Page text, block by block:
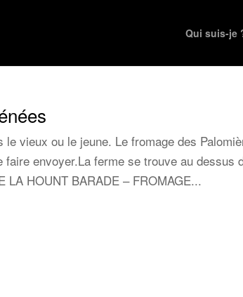
Qui suis-je
le vieux ou le jeune. Le fromage des
envoyer.La ferme se trouve au dessus
LA HOUNT BARADE – FROMAGE...